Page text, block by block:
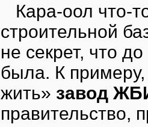
Кара-оол что-
строительной
не секрет, что
была. К
жить» завод
правительство,